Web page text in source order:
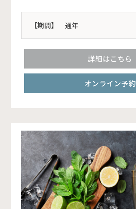
【期間】 通年
詳細はこちら
オンライン予約